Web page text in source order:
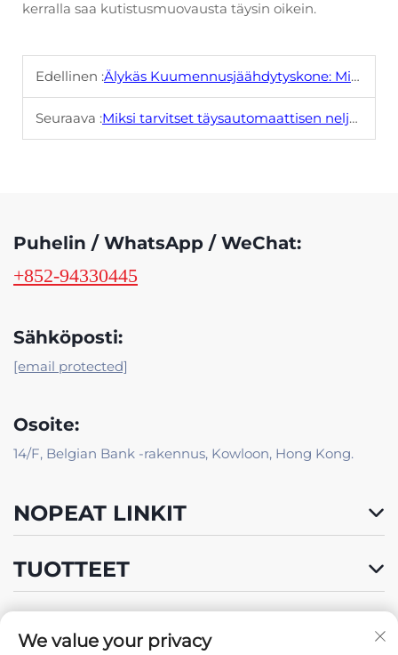
kerralla saa kutistusmuovausta täysin oikein.
Edellinen :Älykäs Kuumennusjäähdytyskone: Mikä tekee siitä erilaisen
Seuraava :Miksi tarvitset täysautomaattisen neljän kulman leikkaus- ja laminointikoneen
Puhelin / WhatsApp / WeChat:
+852-94330445
Sähköposti:
[email protected]
Osoite:
14/F, Belgian Bank -rakennus, Kowloon, Hong Kong.
NOPEAT LINKIT
TUOTTEET
We value your privacy